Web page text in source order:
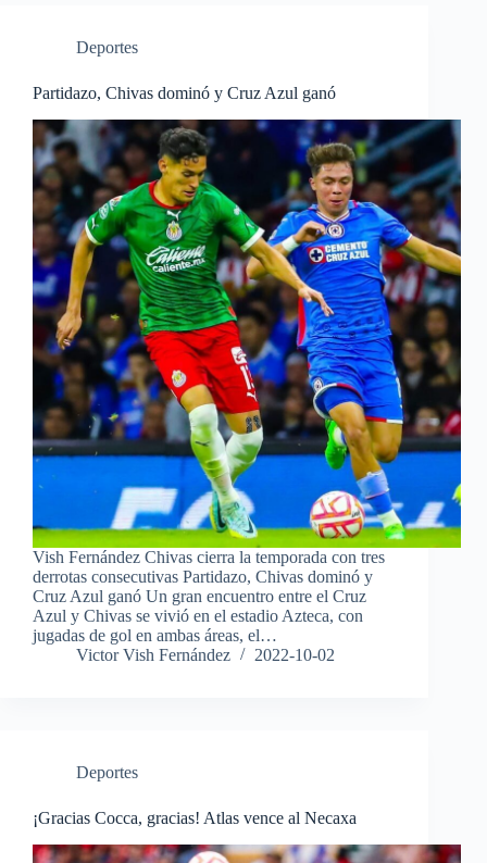
Deportes
Partidazo, Chivas dominó y Cruz Azul ganó
Vish Fernández Chivas cierra la temporada con tres
derrotas consecutivas Partidazo, Chivas dominó y
Cruz Azul ganó Un gran encuentro entre el Cruz
Azul y Chivas se vivió en el estadio Azteca, con
jugadas de gol en ambas áreas, el…
Victor Vish Fernández
2022-10-02
Deportes
¡Gracias Cocca, gracias! Atlas vence al Necaxa